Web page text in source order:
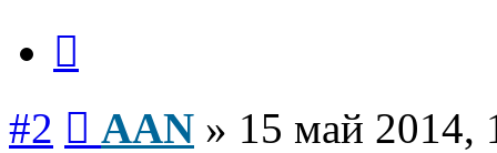
#2 AAN » 15 май 2014,